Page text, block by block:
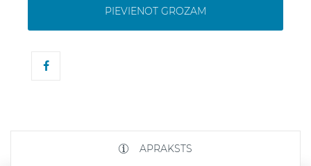
PIEVIENOT GROZAM
APRAKSTS